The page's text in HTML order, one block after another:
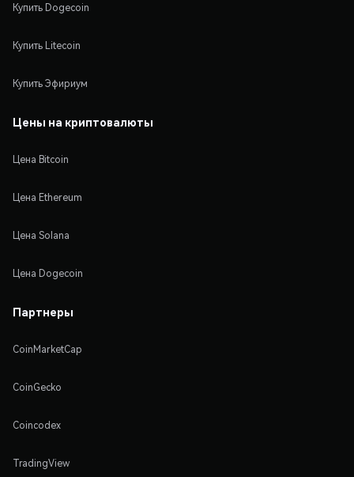
Купить Dogecoin
Купить Litecoin
Купить Эфириум
Цены на криптовалюты
Цена Bitcoin
Цена Ethereum
Цена Solana
Цена Dogecoin
Партнеры
CoinMarketCap
CoinGecko
Coincodex
TradingView